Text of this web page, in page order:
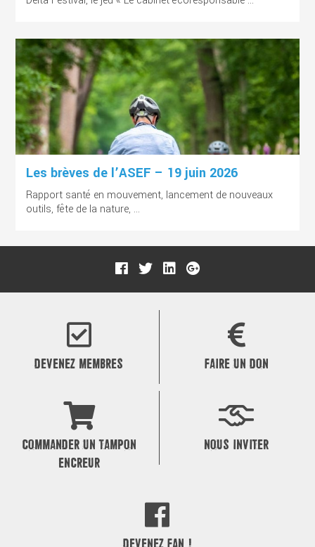
Les brèves de l’ASEF – 19 juin 2026
Rapport santé en mouvement, lancement de nouveaux
outils, fête de la nature, ...
DEVENEZ MEMBRES FAIRE UN DON
COMMANDER UN TAMPON
ENCREUR
NOUS INVITER
DEVENEZ FAN !